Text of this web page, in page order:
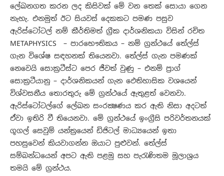
ලේඛනගත කරන ලද කිසිවක් මේ වන තෙක් සොයා ගෙන
නැහැ. එනමුත් ඊට සියවස් දෙකකට පමණ පසුව
ඇරිස්ටෝටල් නම් කීර්තිමත් ග්‍රීක දාර්ශනිකයා විසින් රචිත
METAPHYSICS – පාරභෞතිකය – නම් ග්‍රන්ථයේ තේල්ස්
ගැන විශේෂ සඳහනක් තියෙනවා. තේල්ස් ගැන පමණක්
නෙවෙයි සොක්‍රටීස්ට පෙර ජීවත් වුණු – එනම් ප්‍රාග්
සොක්‍රටීයානු – දාර්ශනිකයන් ගැන ඵෙතිහාසික වශයෙන්
විශ්වසනීය තොරතුරු මේ ග්‍රන්ථයේ ඇතුළත් වෙනවා.
ඇරිස්ටෝටල්ගේ ලේඛන සංරක්‍ෂණය කර ඇති නිසා අදටත්
ඒවා ඉතිරි වී තියෙනවා. මේ ග්‍රන්ථයේ ඉංග්‍රීසි පරිවර්තනයක්
ගූගල් සෙවුම් යන්ත්‍රයෙන් ඩිජිටල් මාධ්‍යයෙන් ඉතා
පහසුවෙන් කියවාගන්න ඔයාට පුළුවන්. තේල්ස්
සම්බන්ධයෙන් අපට ඇති පළමු සහ පැරැණිතම මූලාශ්‍රය
තමයි මේ ග්‍රන්ථය.